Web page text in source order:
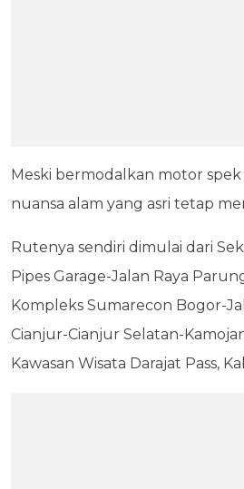
Meski bermodalkan motor spek
nuansa alam yang asri tetap
Rutenya sendiri dimulai dari
Pipes Garage-Jalan Raya
Kompleks Sumarecon Bogor-
Cianjur-Cianjur Selatan-
Kawasan Wisata Darajat Pass,